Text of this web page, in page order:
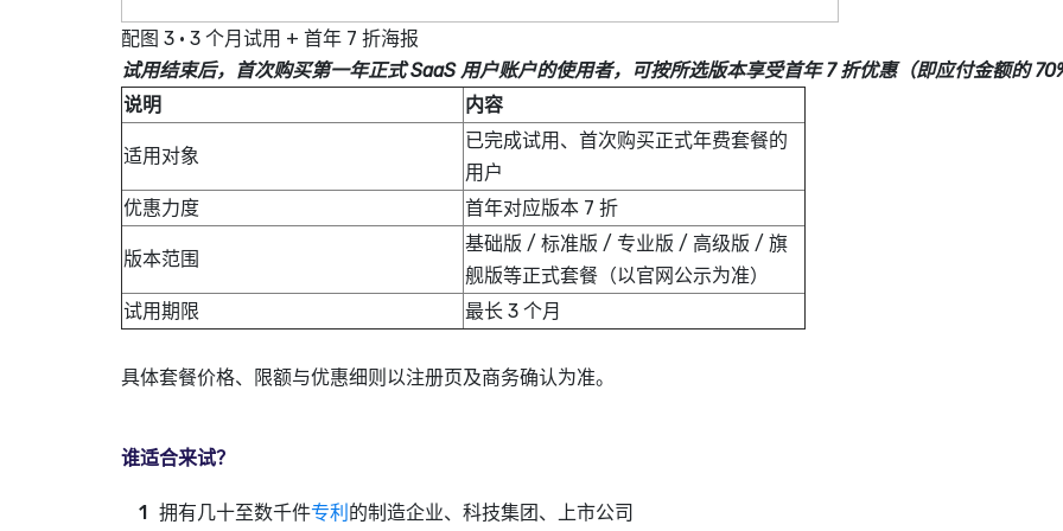
配图 3 · 3 个月试用 + 首年 7 折海报
试用结束后，首次购买第一年正式 SaaS 用户账户的使用者，可按所选版本享受首年 7 折优惠（即应付金额的
说明
内容
适用对象
已完成试用、首次购买正式年费套餐的
用户
优惠力度
首年对应版本 7 折
版本范围
基础版 / 标准版 / 专业版 / 高级版 / 旗
舰版等正式套餐（以官网公示为准）
试用期限
最长 3 个月
具体套餐价格、限额与优惠细则以注册页及商务确认为准。
谁适合来试？
拥有几十至数千件专利 的制造企业、科技集团、上市公司